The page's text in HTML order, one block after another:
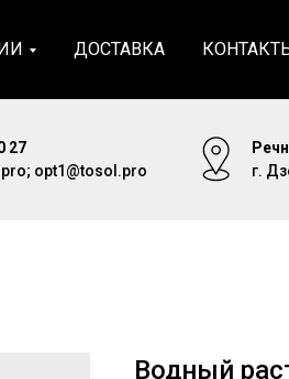
ДОСТАВКА
27
opt1@tosol.pro
г.
Водный